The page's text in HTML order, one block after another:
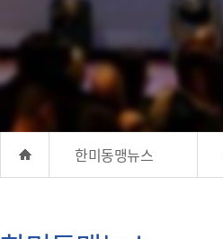
한미동맹뉴스